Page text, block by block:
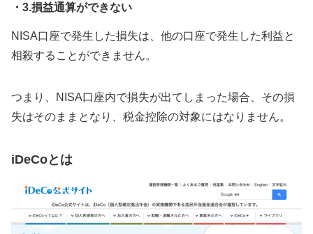
・3.損益通算ができない
NISA口座で発生した損失は、他の口座で発生した利益と
相殺することができません。
つまり、NISA口座内で損失が出てしまった場合、その損
失はそのままとなり、税金控除の対象にはなりません。
iDeCoとは